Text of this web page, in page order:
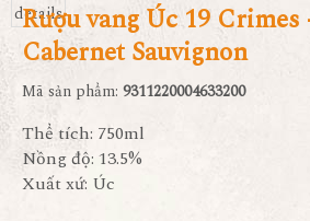
Rượu vang Úc 19
Cabernet Sauvignon
Mã sản phẩm: 9311220004633200
Thể tích: 750ml
Nồng độ: 13.5%
Xuất xứ: Úc